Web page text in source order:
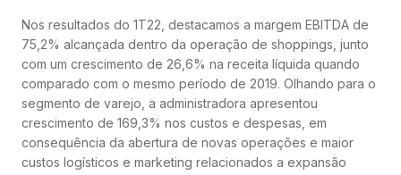
Nos resultados do 1T22, destacamos a margem EBITDA de
75,2% alcançada dentro da operação de shoppings, junto
com um crescimento de 26,6% na receita líquida quando
comparado com o mesmo período de 2019. Olhando para o
segmento de varejo, a administradora apresentou
crescimento de 169,3% nos custos e despesas, em
consequência da abertura de novas operações e maior
custos logísticos e marketing relacionados a expansão